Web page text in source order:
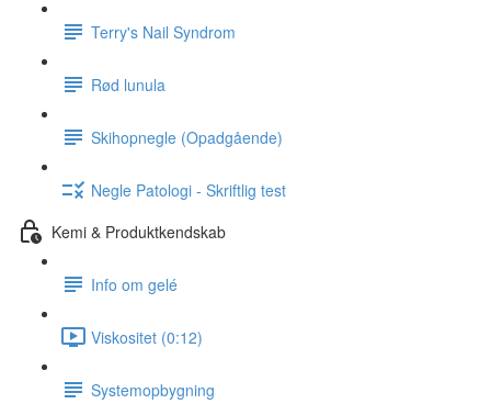
Terry's Nail Syndrom
Rød lunula
Skihopnegle (Opadgående)
Negle Patologi - Skriftlig test
Kemi & Produktkendskab
Info om gelé
Viskositet (0:12)
Systemopbygning